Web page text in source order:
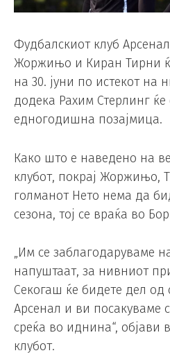
Фудбалскиот клуб
Жоржињо и Киран Тирни
на 30. јуни по истекот на
додека Рахим Стерлинг
едногодишна позајмица.
Како што е наведено на
клубот, покрај Жоржињо,
голманот Нето нема да
сезона, тој се враќа во
„Им се заблагодаруваме
напуштаат, за нивниот
Секогаш ќе бидете дел од
Арсенал и ви посакуваме
среќа во иднина“, објави
клубот.